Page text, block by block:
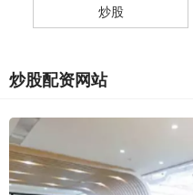
炒股
炒股配资网站